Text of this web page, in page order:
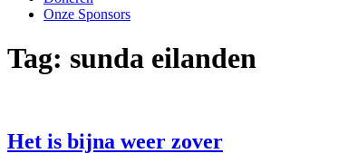
Onze Sponsors
Tag: sunda eilanden
Het is bijna weer zover